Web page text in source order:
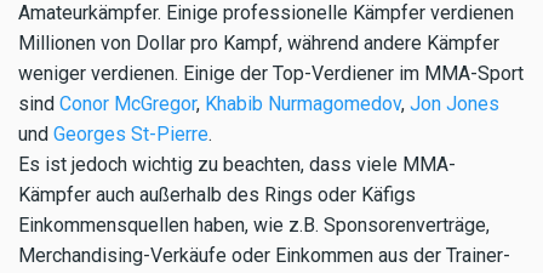
Amateurkämpfer. Einige professionelle Kämpfer verdienen
Millionen von Dollar pro Kampf, während andere Kämpfer
weniger verdienen. Einige der Top-Verdiener im MMA-Sport
sind Conor McGregor, Khabib Nurmagomedov, Jon Jones
und Georges St-Pierre.
Es ist jedoch wichtig zu beachten, dass viele MMA-
Kämpfer auch außerhalb des Rings oder Käfigs
Einkommensquellen haben, wie z.B. Sponsorenverträge,
Merchandising-Verkäufe oder Einkommen aus der Trainer-